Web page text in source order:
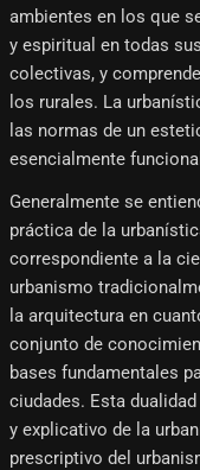
ambientes en los que
y espiritual en todas
colectivas, y
los rurales. La
las normas de un
esencialmente
Generalmente se
práctica de la
correspondiente a la
urbanismo
la arquitectura en
conjunto de
bases fundamentales
ciudades. Esta
y explicativo de la
prescriptivo del